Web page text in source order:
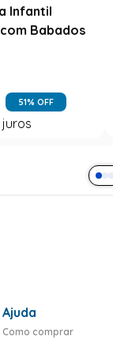
Ajuda
Como comprar